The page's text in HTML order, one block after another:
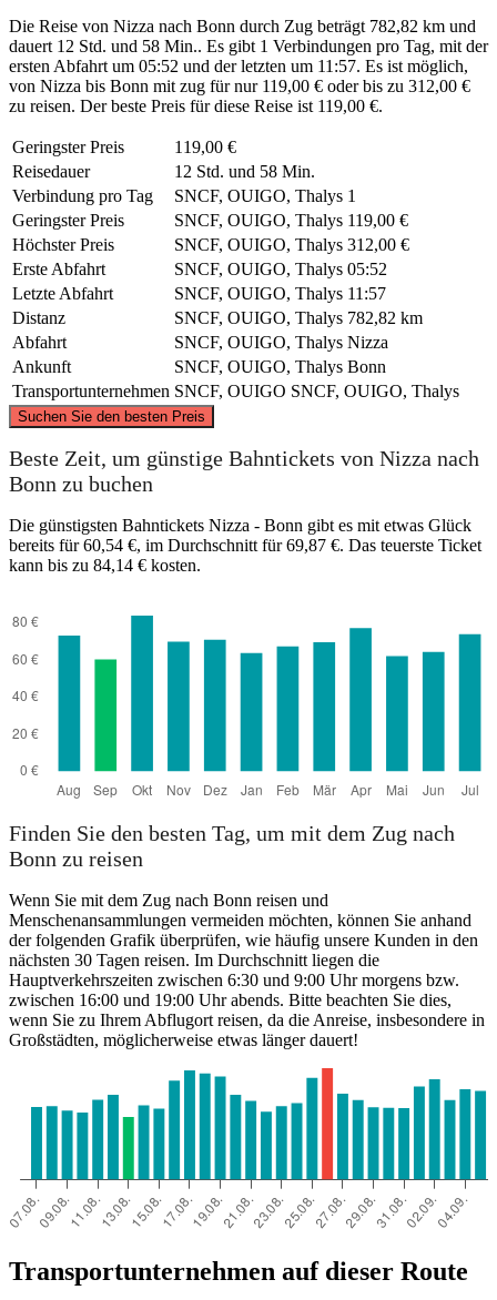
Die Reise von Nizza nach Bonn durch Zug beträgt 782,82 km und
dauert 12 Std. und 58 Min.. Es gibt 1 Verbindungen pro Tag, mit der
ersten Abfahrt um 05:52 und der letzten um 11:57. Es ist möglich,
von Nizza bis Bonn mit zug für nur 119,00 € oder bis zu 312,00 €
zu reisen. Der beste Preis für diese Reise ist 119,00 €.
Geringster Preis
119,00 €
Reisedauer
12 Std. und 58 Min.
Verbindung pro Tag
SNCF, OUIGO, Thalys 1
Geringster Preis
SNCF, OUIGO, Thalys 119,00 €
Höchster Preis
SNCF, OUIGO, Thalys 312,00 €
Erste Abfahrt
SNCF, OUIGO, Thalys 05:52
Letzte Abfahrt
SNCF, OUIGO, Thalys 11:57
Distanz
SNCF, OUIGO, Thalys 782,82 km
Abfahrt
SNCF, OUIGO, Thalys Nizza
Ankunft
SNCF, OUIGO, Thalys Bonn
Transportunternehmen SNCF, OUIGO SNCF, OUIGO, Thalys
Suchen Sie den besten Preis
Bonn
©CARTO, ©OpenStreetMap contributors
Beste Zeit, um günstige Bahntickets von Nizza nach
Bonn zu buchen
Die günstigsten Bahntickets Nizza - Bonn gibt es mit etwas Glück
bereits für 60,54 €, im Durchschnitt für 69,87 €. Das teuerste Ticket
kann bis zu 84,14 € kosten.
Finden Sie den besten Tag, um mit dem Zug nach
Bonn zu reisen
Wenn Sie mit dem Zug nach Bonn reisen und
Menschenansammlungen vermeiden möchten, können Sie anhand
der folgenden Grafik überprüfen, wie häufig unsere Kunden in den
nächsten 30 Tagen reisen. Im Durchschnitt liegen die
Hauptverkehrszeiten zwischen 6:30 und 9:00 Uhr morgens bzw.
zwischen 16:00 und 19:00 Uhr abends. Bitte beachten Sie dies,
wenn Sie zu Ihrem Abflugort reisen, da die Anreise, insbesondere in
Großstädten, möglicherweise etwas länger dauert!
Transportunternehmen auf dieser Route